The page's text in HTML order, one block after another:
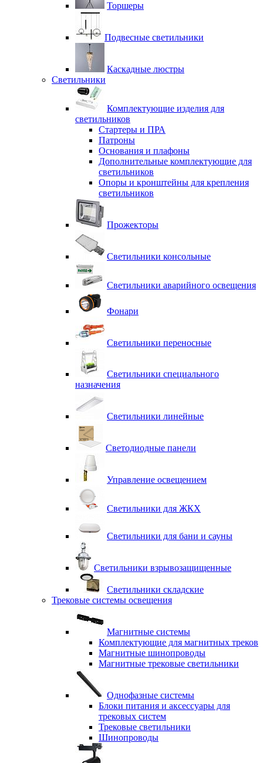
Торшеры
Подвесные светильники
Каскадные люстры
Светильники
Комплектующие изделия для
светильников
Стартеры и ПРА
Патроны
Основания и плафоны
Дополнительные комплектующие для
светильников
Опоры и кронштейны для крепления
светильников
Прожекторы
Светильники консольные
Светильники аварийного освещения
Фонари
Светильники переносные
Светильники специального
назначения
Светильники линейные
Светодиодные панели
Управление освещением
Светильники для ЖКХ
Светильники для бани и сауны
Светильники взрывозащищенные
Светильники складские
Трековые системы освещения
Магнитные системы
Комплектующие для магнитных треков
Магнитные шинопроводы
Магнитные трековые светильники
Однофазные системы
Блоки питания и аксессуары для
трековых систем
Трековые светильники
Шинопроводы